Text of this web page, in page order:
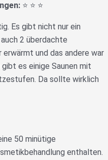
⭐️ ⭐️ ⭐️
Es gibt nicht nur ein
2 überdachte
erwärmt und das andere war
es einige Saunen mit
Da sollte wirklich
50 minütige
enthalten.